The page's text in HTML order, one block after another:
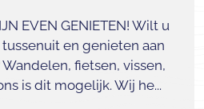
EVEN GENIETEN! Wilt u
en genieten aan
fietsen, vissen,
is dit mogelijk. Wij he...